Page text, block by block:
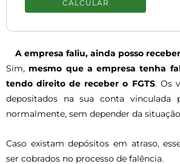
CALCULAR
A empresa faliu, ainda posso receber
Sim, mesmo que a empresa tenha
tendo direito de receber o FGTS. Os
depositados na sua conta vinculada
normalmente, sem depender da
Caso existam depósitos em atraso,
ser cobrados no processo de falência.